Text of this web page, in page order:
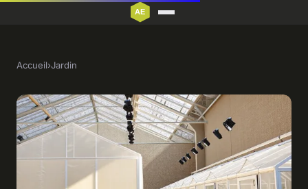
Accueil›Jardin